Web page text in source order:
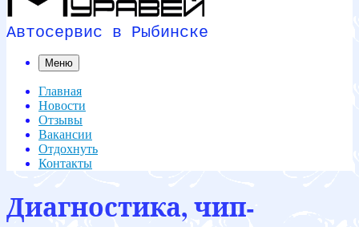
Автосервис в Рыбинске
Меню
Главная
Новости
Отзывы
Вакансии
Отдохнуть
Контакты
Диагностика, чип-